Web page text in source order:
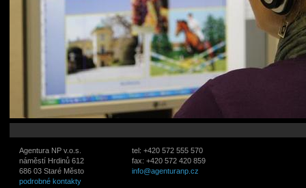
Agentura NP v.o.s.
náměstí Hrdinů 612
686 03 Staré Město
podrobné kontakty
tel: +420 572 555 570
fax: +420 572 420 859
info@agenturanp.cz